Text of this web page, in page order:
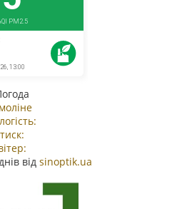
тиск:
від sinoptik.ua